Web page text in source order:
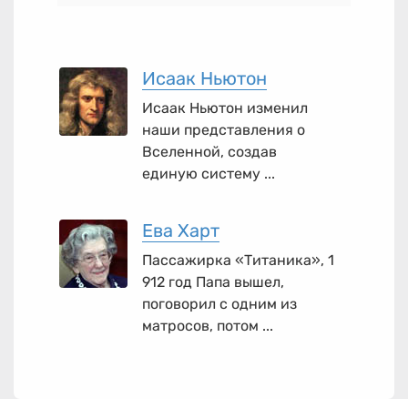
Исаак Ньютон
Исаак Ньютон изменил
наши представления о
Вселенной, создав
единую систему ...
Ева Харт
Пассажирка «Титаника», 1
912 год Папа вышел,
поговорил с одним из
матросов, потом ...